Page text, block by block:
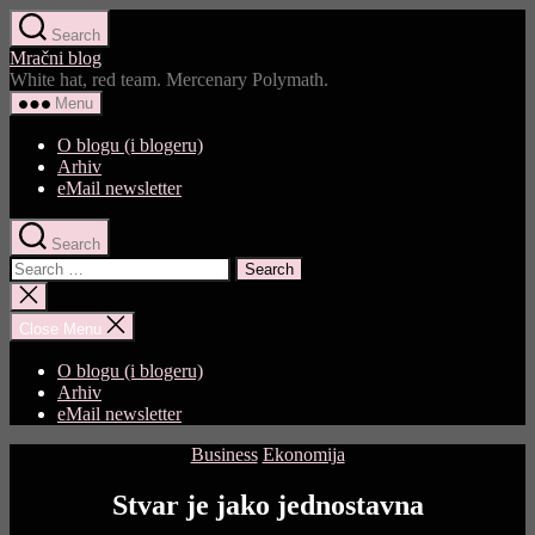
Skip
to
the
content
Search
Mračni blog
White hat, red team. Mercenary Polymath.
Menu
O blogu (i blogeru)
Arhiv
eMail newsletter
Search
Search
for:
Close
search
Close Menu
O blogu (i blogeru)
Arhiv
eMail newsletter
Categories
Business Ekonomija
Stvar je jako jednostavna